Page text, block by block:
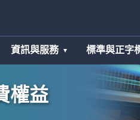
資訊與服務 標準與正字
權益